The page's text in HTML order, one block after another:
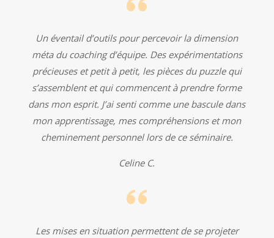
Un éventail d’outils pour percevoir la dimension
méta du coaching d’équipe. Des expérimentations
précieuses et petit à petit, les pièces du puzzle qui
s’assemblent et qui commencent à prendre forme
dans mon esprit. J’ai senti comme une bascule dans
mon apprentissage, mes compréhensions et mon
cheminement personnel lors de ce séminaire.
Celine C.
Les mises en situation permettent de se projeter